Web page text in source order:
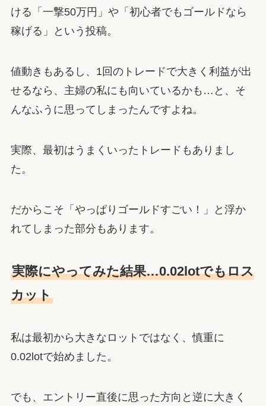
ける「一撃50万円」や「初心者でもゴールドなら
稼げる」という投稿。
値動きもあるし、1回のトレードで大きく利益が出
せるなら、主婦の私にも向いているかも…と、そ
んなふうに思ってしまったんですよね。
実際、最初はうまくいったトレードもありまし
た。
だからこそ「やっぱりゴールドすごい！」と浮か
れてしまった部分もあります。
実際にやってみた結果…0.02lotでもロス
カット
私は最初から大きなロットではなく、慎重に
0.02lotで始めました。
でも、エントリー直後に思った方向と逆に大きく